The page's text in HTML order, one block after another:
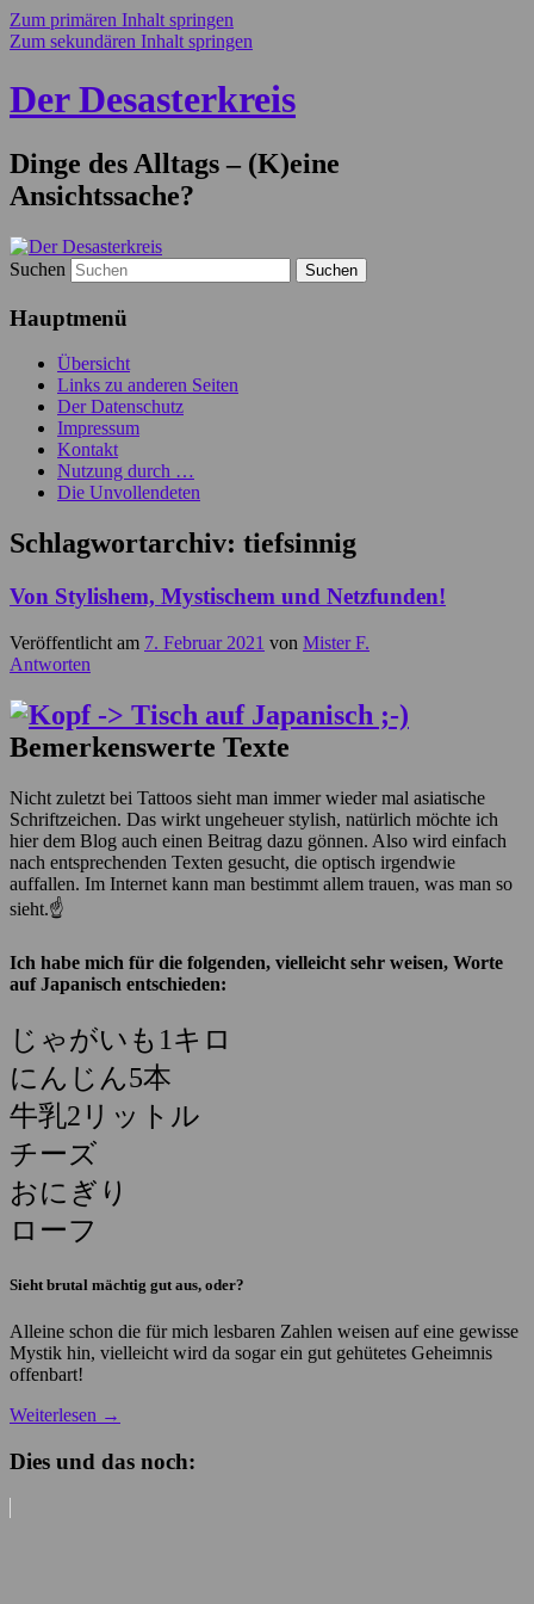
Zum primären Inhalt springen
Zum sekundären Inhalt springen
Der Desasterkreis
Dinge des Alltags – (K)eine
Ansichtssache?
Suchen
Hauptmenü
Übersicht
Links zu anderen Seiten
Der Datenschutz
Impressum
Kontakt
Nutzung durch …
Die Unvollendeten
Schlagwortarchiv: tiefsinnig
Von Stylishem, Mystischem und Netzfunden!
Veröffentlicht am 7. Februar 2021 von Mister F.
Antworten
Bemerkenswerte Texte
Nicht zuletzt bei Tattoos sieht man immer wieder mal asiatische
Schriftzeichen. Das wirkt ungeheuer stylish, natürlich möchte ich
hier dem Blog auch einen Beitrag dazu gönnen. Also wird einfach
nach entsprechenden Texten gesucht, die optisch irgendwie
auffallen. Im Internet kann man bestimmt allem trauen, was man so
sieht.☝
Ich habe mich für die folgenden, vielleicht sehr weisen, Worte
auf Japanisch entschieden:
じゃがいも1キロ
にんじん5本
牛乳2リットル
チーズ
おにぎり
ローフ
Sieht brutal mächtig gut aus, oder?
Alleine schon die für mich lesbaren Zahlen weisen auf eine gewisse
Mystik hin, vielleicht wird da sogar ein gut gehütetes Geheimnis
offenbart!
Weiterlesen →
Dies und das noch: